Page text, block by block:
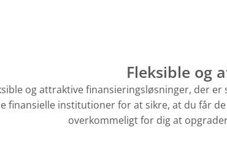
Fleksible og
og attraktive finansieringsløsninger, der
finansielle institutioner for at sikre, at du får
overkommeligt for dig at